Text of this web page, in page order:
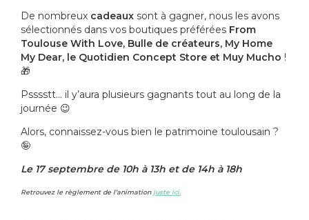
De nombreux cadeaux sont à gagner, nous les avons
sélectionnés dans vos boutiques préférées From
Toulouse With Love, Bulle de créateurs, My Home
My Dear, le Quotidien Concept Store et Muy Mucho !
🎁
Psssstt… il y’aura plusieurs gagnants tout au long de la
journée 😉
Alors, connaissez-vous bien le patrimoine toulousain ?
🤪
Le 17 septembre de 10h à 13h et de 14h à 18h
Retrouvez le règlement de l’animation juste ici.